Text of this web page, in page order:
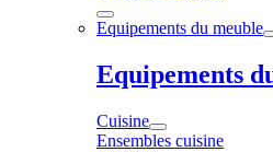
Equipements du meuble
Equipements
Cuisine
Ensembles cuisine